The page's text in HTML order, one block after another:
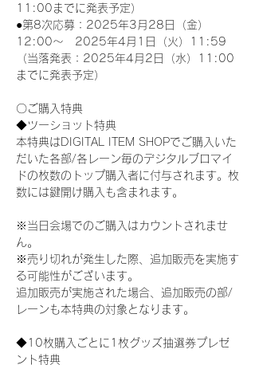
11:00までに発表予定）
●第8次応募：2025年3月28日（金）
12:00～　2025年4月1日（火）11:59
（当落発表：2025年4月2日（水）11:00
までに発表予定）
〇ご購入特典
◆ツーショット特典
本特典はDIGITAL ITEM SHOPでご購入いた
だいた各部/各レーン毎のデジタルブロマイ
ドの枚数のトップ購入者に付与されます。枚
数には鍵開け購入も含まれます。
※当日会場でのご購入はカウントされませ
ん。
※売り切れが発生した際、追加販売を実施す
る可能性がございます。
追加販売が実施された場合、追加販売の部/
レーンも本特典の対象となります。
◆10枚購入ごとに1枚グッズ抽選券プレゼ
ント特典